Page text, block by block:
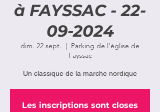
à FAYSSAC - 22-
09-2024
dim. 22 sept.
  |
Parking de l'église de
Fayssac
Un classique de la marche nordique
Les inscriptions sont closes